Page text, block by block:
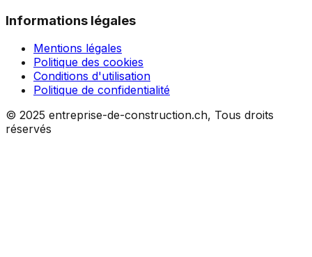
Informations légales
Mentions légales
Politique des cookies
Conditions d'utilisation
Politique de confidentialité
© 2025 entreprise-de-construction.ch, Tous droits
réservés